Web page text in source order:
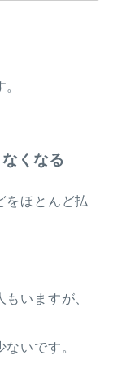
くなる
をほとんど払
いますが、
いです。